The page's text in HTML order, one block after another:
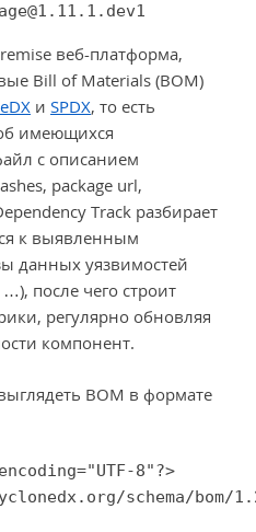
веб-платформа,
Bill of Materials (BOM)
и SPDX, то есть
имеющихся
с описанием
package url,
Track разбирает
к выявленным
данных уязвимостей
после чего строит
регулярно обновляя
компонент.
BOM в формате
8"?>
schema/bom/